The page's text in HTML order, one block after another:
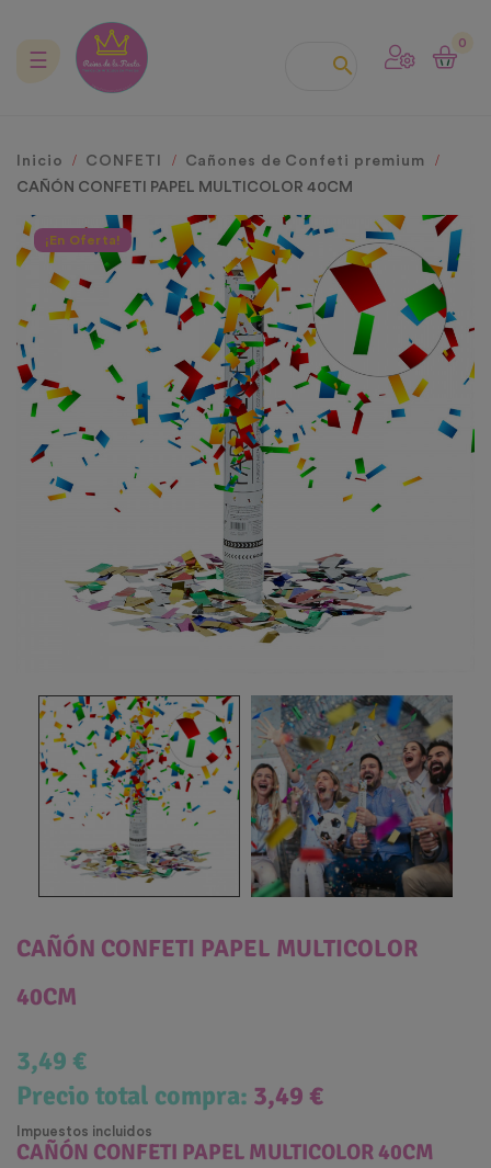

0
Navegación
☰
Inicio CONFETI
Cañones de Confeti premium
CAÑÓN CONFETI PAPEL MULTICOLOR 40CM
¡En Oferta!
CAÑÓN CONFETI PAPEL MULTICOLOR
40CM
3,49 €
Precio total compra: 3,49 €
Impuestos incluidos
CAÑÓN CONFETI PAPEL MULTICOLOR 40CM